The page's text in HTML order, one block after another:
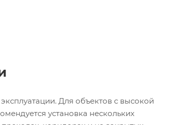
Для объектов с высокой
установка нескольких